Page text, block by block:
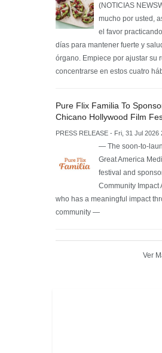
(NOTICIAS
mucho por usted,
el favor
días para mantener fuerte y
órgano. Empiece por ajustar su
concentrarse en estos cuatro
Pure Flix Familia To
Chicano Hollywood Film
PRESS RELEASE - Fri, 31 Jul 2026
— The soon-to-
Great America
festival and
Community Impact
who has a meaningful impact
community —
Ver